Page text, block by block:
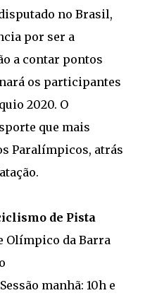
no Brasil,
por ser a
a contar pontos
os participantes
2020. O
que mais
Paralímpicos, atrás
de Pista
Olímpico da Barra
manhã: 10h e